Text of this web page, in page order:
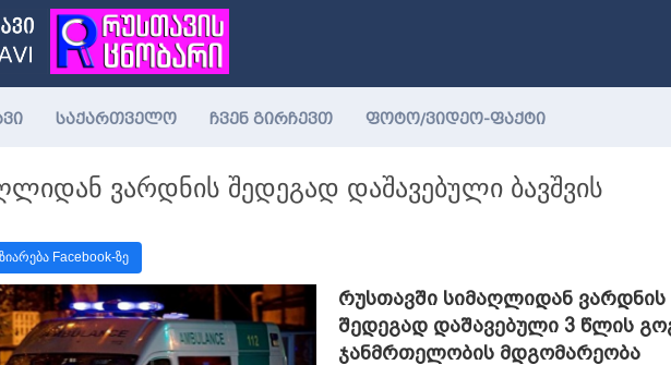
საქართველო ჩვენ გირჩევთ ფოტო/ვიდეო-ფაქტი
ვარდნის შედეგად დაშავებული ბავშვის
Facebook-ზე
რუსთავში სიმაღლიდან ვარდნის
შედეგად დაშავებული 3 წლის
ჯანმრთელობის მდგომარეობა